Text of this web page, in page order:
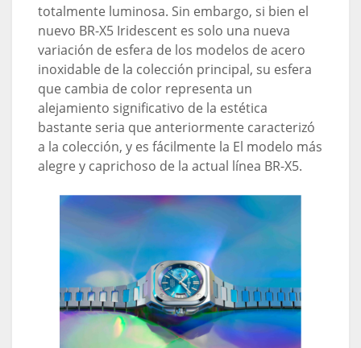
totalmente luminosa. Sin embargo, si bien el
nuevo BR-X5 Iridescent es solo una nueva
variación de esfera de los modelos de acero
inoxidable de la colección principal, su esfera
que cambia de color representa un
alejamiento significativo de la estética
bastante seria que anteriormente caracterizó
a la colección, y es fácilmente la El modelo más
alegre y caprichoso de la actual línea BR-X5.